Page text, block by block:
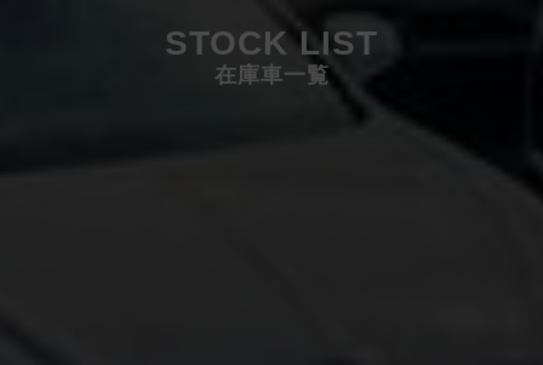
STOCK LIST
在庫車一覧